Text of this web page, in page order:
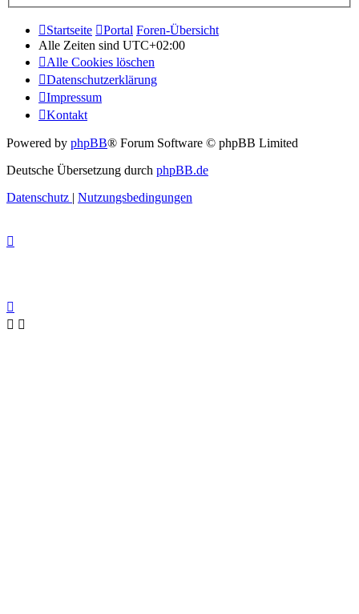
Startseite Portal Foren-Übersicht
Alle Zeiten sind UTC+02:00
Alle Cookies löschen
Datenschutzerklärung
Impressum
Kontakt
Powered by phpBB® Forum Software © phpBB Limited
Deutsche Übersetzung durch phpBB.de
Datenschutz | Nutzungsbedingungen